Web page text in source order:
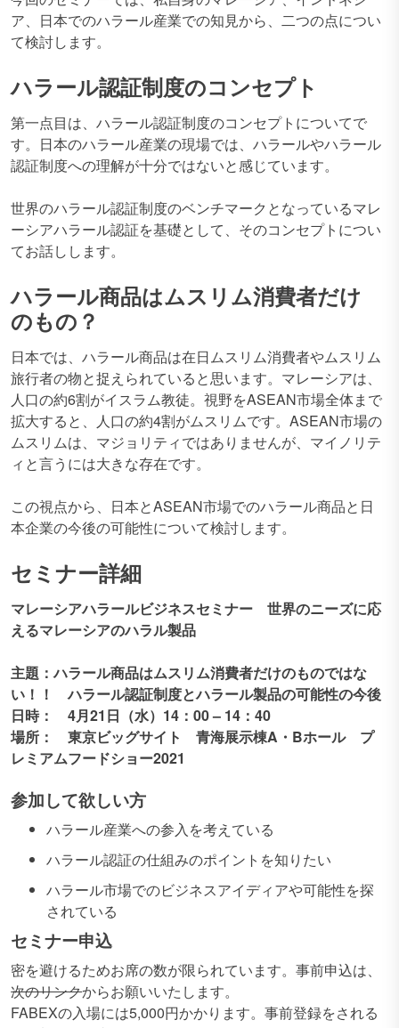
ア、日本でのハラール産業での知見から、二つの点につい
て検討します。
ハラール認証制度のコンセプト
第一点目は、ハラール認証制度のコンセプトについてで
す。日本のハラール産業の現場では、ハラールやハラール
認証制度への理解が十分ではないと感じています。
世界のハラール認証制度のベンチマークとなっているマレ
ーシアハラール認証を基礎として、そのコンセプトについ
てお話しします。
ハラール商品はムスリム消費者だけ
のもの？
日本では、ハラール商品は在日ムスリム消費者やムスリム
旅行者の物と捉えられていると思います。マレーシアは、
人口の約6割がイスラム教徒。視野をASEAN市場全体まで
拡大すると、人口の約4割がムスリムです。ASEAN市場の
ムスリムは、マジョリティではありませんが、マイノリテ
ィと言うには大きな存在です。
この視点から、日本とASEAN市場でのハラール商品と日
本企業の今後の可能性について検討します。
セミナー詳細
マレーシアハラールビジネスセミナー 世界のニーズに応
えるマレーシアのハラル製品
主題：ハラール商品はムスリム消費者だけのものではな
い！！ ハラール認証制度とハラール製品の可能性の今後
日時： 4月21日（水）14：00 – 14：40
場所： 東京ビッグサイト 青海展示棟A・Bホール プ
レミアムフードショー2021
参加して欲しい方
ハラール産業への参入を考えている
ハラール認証の仕組みのポイントを知りたい
ハラール市場でのビジネスアイディアや可能性を探
されている
セミナー申込
密を避けるためお席の数が限られています。事前申込は、
次のリンクからお願いいたします。
FABEXの入場には5,000円かかります。事前登録をされる